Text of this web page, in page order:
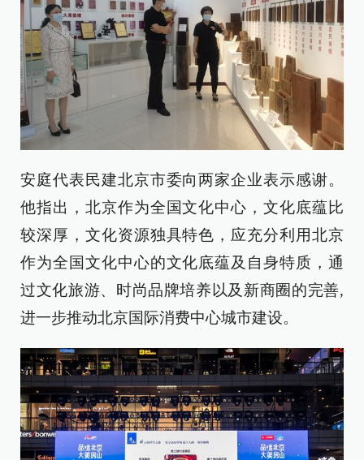
安庭代表民建北京市委向两家企业表示感谢。
他指出，北京作为全国文化中心，文化底蕴比
较深厚，文化资源独具特色，应充分利用北京
作为全国文化中心的文化底蕴及自身特质，通
过文化旅游、时尚品牌培养以及新商圈的完善,
进一步推动北京国际消费中心城市建设。